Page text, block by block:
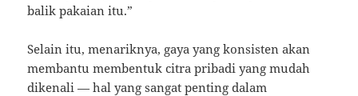
balik pakaian itu.”
Selain itu, menariknya, gaya yang konsisten akan
membantu membentuk citra pribadi yang mudah
dikenali — hal yang sangat penting dalam